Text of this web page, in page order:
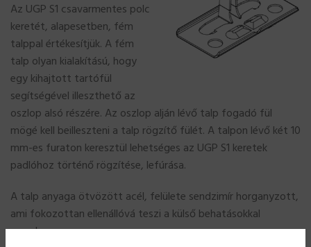
Az UGP S1 csavarmentes polc
keretét, alapesetben, fém
talppal értékesítjük. A fém
talp olyan kialakítású, hogy
egy kihajtott tartófül
segítségével illeszthető az
oszlop alsó részére. Az oszlop alján lévő talp fogadó fül
mögé kell beilleszteni a talp rögzítő fülét. A talpon lévő két 10
mm-es furaton keresztül lehetséges az UGP S1 keretek
padlóhoz történő rögzítése, lefúrása.
A talp anyaga ötvözött acél, felülete sendzimír horganyzott,
ami fokozottan ellenállóvá teszi a külső behatásokkal
szemben.